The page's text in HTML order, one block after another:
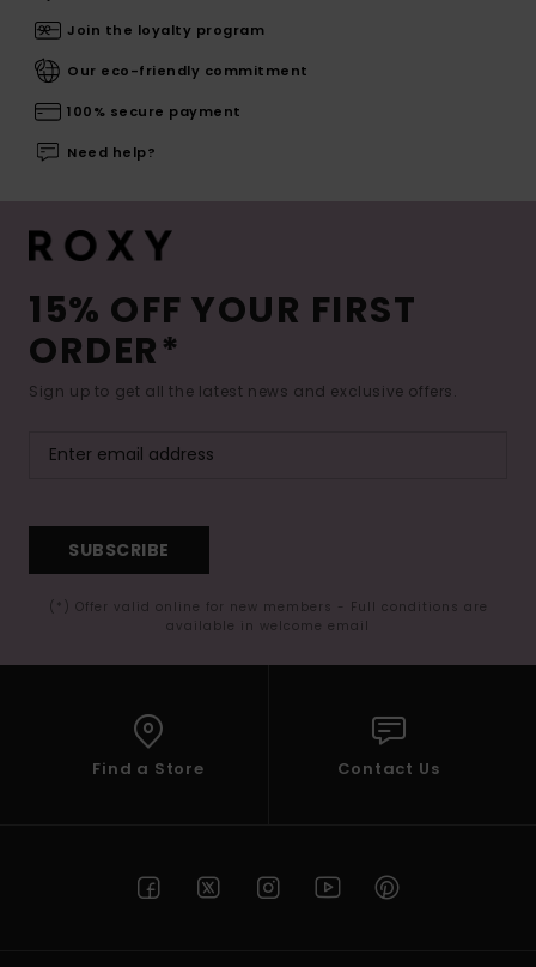
Join the loyalty program
Our eco-friendly commitment
100% secure payment
Need help?
15% OFF YOUR FIRST
ORDER*
Sign up to get all the latest news and exclusive offers.
SUBSCRIBE
(*) Offer valid online for new members - Full conditions are
available in welcome email
Find a Store Contact Us